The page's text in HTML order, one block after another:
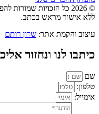
© 2026 כל הזכויות
ללא אישור מראש בכתב.
עיצוב והקמת אתר: שרון רותם
כיתבו לנו ונחזור
שם
טלפון:
אימייל: